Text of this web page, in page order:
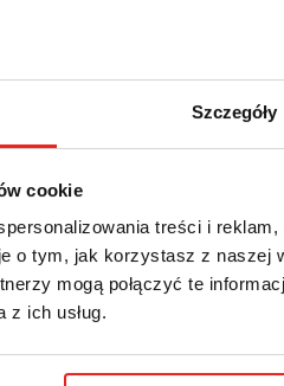
Szczegóły
cookie
treści i
o tym, jak korzystasz z naszej
mogą połączyć te
z ich usług.